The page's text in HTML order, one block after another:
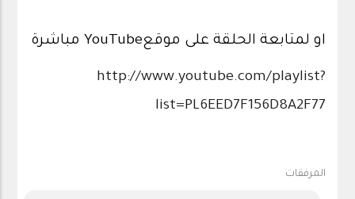
او لمتابعة الحلقة على موقعYouTube مباشرة
http://www.youtube.com/playlist?
list=PL6EED7F156D8A2F77
المرفقات